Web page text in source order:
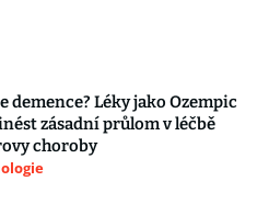
demence? Léky jako Ozempic
zásadní průlom v léčbě
choroby